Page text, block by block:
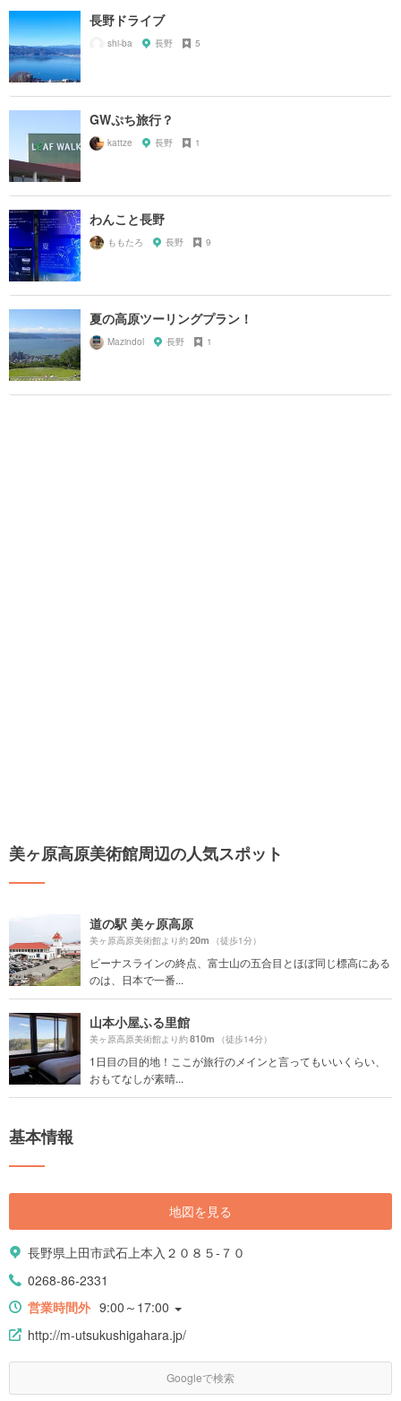
長野ドライブ
shi-ba 長野 5
GWぷち旅行？
kattze 長野 1
わんこと長野
ももたろ 長野 9
夏の高原ツーリングプラン！
Mazindol 長野 1
美ヶ原高原美術館周辺の人気スポット
道の駅 美ヶ原高原
美ヶ原高原美術館より約20m （徒歩1分）
ビーナスラインの終点、富士山の五合目とほぼ同じ標高にある
のは、日本で一番...
山本小屋ふる里館
美ヶ原高原美術館より約810m （徒歩14分）
1日目の目的地！ここが旅行のメインと言ってもいいくらい、
おもてなしが素晴...
基本情報
地図を見る
長野県上田市武石上本入２０８５-７０
0268-86-2331
営業時間外 9:00～17:00
http://m-utsukushigahara.jp/
Googleで検索